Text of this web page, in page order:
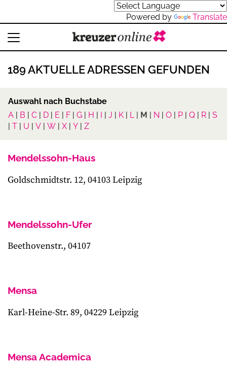
Powered by Translate
189 AKTUELLE ADRESSEN GEFUNDEN
Auswahl nach Buchstabe
A | B | C | D | E | F | G | H | I | J | K | L| M | N | O | P | Q | R | S
| T | U | V | W | X | Y | Z
Mendelssohn-Haus
Goldschmidtstr. 12, 04103 Leipzig
Mendelssohn-Ufer
Beethovenstr., 04107
Mensa
Karl-Heine-Str. 89, 04229 Leipzig
Mensa Academica